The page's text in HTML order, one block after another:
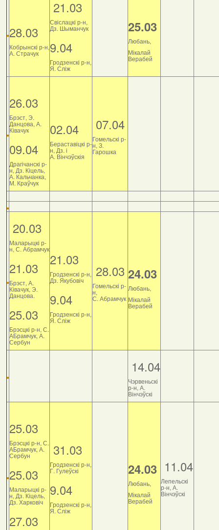
28.03
Кобрынскі р-н,
А. Страчук
21.03
Свіслацкі р-н,
Дз. Шыманчук
9.04
Гродзенскі р-н,
Я. Сліж
25.03
Любань,
Мікалай
Верабей
26.03
Брэст, Э.
Данцова, А.
Ківачук
09.04
Драгічанскі р-
н, Дз. Кіцель,
А. Кальчанка,
М. Краўчук
02.04
Бераставіцкі р-
н, Дз. і
А. Вінчэўскія
07.04
Гомельскі р-
н, З.
Гарошка
20.03
Маларыцкі р-
н, С. Абрамчук
21.03
Брэст, А.
Ківачук, Э.
Данцова.
25.03
Брэсцкі р-н, С.
АБрамчук, А.
Сербун
21.03
Гродзенскі р-н,
Дз. Якубовіч
9.04
Гродзенскі р-н,
Я. Сліж
28.03
Гомельскі р-
н,
С. Абрамчук
24.03
Любань,
Мікалай
Верабей
14.04
Чэрвеньскі
р-н, А.
Вінчэўскі
25.03
Брэсцкі р-н, С.
АБрамчук, А.
Сербун
25.03
Маларыцкі р-
н, Дз. Кіцель,
Дз. Харковіч
27.03
31.03
Гродзенскі р-н,
Г. Гулеўскі
9.04
Гродзенскі р-н,
Я. Сліж
24.03
Любань,
Мікалай
Верабей
11.04
Лепельскі
р-н, А.
Вінчэўскі